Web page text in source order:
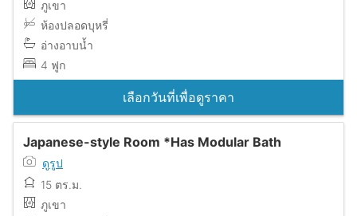
ภูเขา
ห้องปลอดบุหรี่
อ่างอาบน้ำ
4 ฟูก
เลือกวันที่เพื่อดูราคา
Japanese-style Room *Has Modular Bath
ดูรูป
15 ตร.ม.
ภูเขา